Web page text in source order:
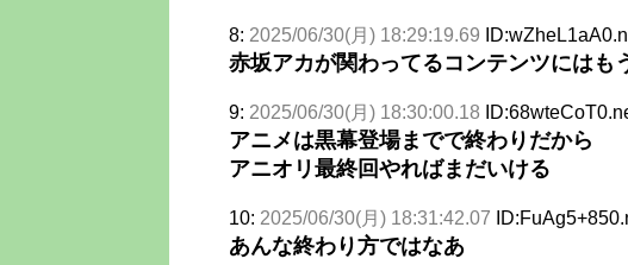
8: 2025/06/30(月) 18:29:19.69
赤坂アカが関わってるコンテンツにはも
9: 2025/06/30(月) 18:30:00.18
アニメは黒幕登場までで終わりだから
アニオリ最終回やればまだいける
10: 2025/06/30(月) 18:31:42.07
あんな終わり方ではなあ